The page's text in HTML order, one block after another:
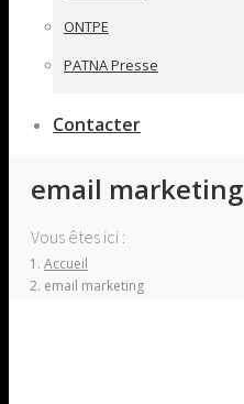
ONTPE
PATNA Presse
Contacter
email marketing
Vous êtes ici :
Accueil
email marketing